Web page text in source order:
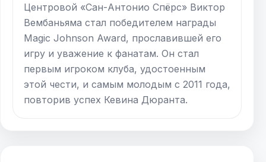
Центровой «Сан-Антонио Спёрс» Виктор
Вембаньяма стал победителем награды
Magic Johnson Award, прославившей его
игру и уважение к фанатам. Он стал
первым игроком клуба, удостоенным
этой чести, и самым молодым с 2011 года,
повторив успех Кевина Дюранта.